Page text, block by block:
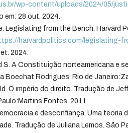
wp-content/uploads/2024/05/
em: 28 out. 2024.
Legislating from the Bench. Harvard
harvardpolitics.com/legislating-
2024.
S. A Constituição norteamericana e
Boechat Rodrigues. Rio de
O império do direito. Tradução de
Fontes, 2011.
e desconfiança. Uma teoria
Tradução de Juliana Lemos. São